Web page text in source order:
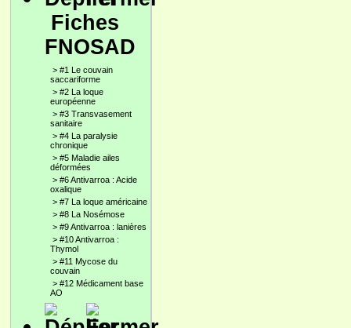
Fiches
FNOSAD
> #1 Le couvain
saccariforme
> #2 La loque
européenne
> #3 Transvasement
sanitaire
> #4 La paralysie
chronique
> #5 Maladie ailes
déformées
> #6 Antivarroa : Acide
oxalique
> #7 La loque américaine
> #8 La Nosémose
> #9 Antivarroa : lanières
> #10 Antivarroa :
Thymol
> #11 Mycose du
couvain
> #12 Médicament base
AO